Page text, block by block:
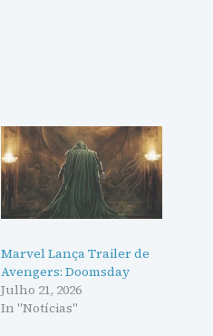
Marvel Lança Trailer de
Avengers: Doomsday
Julho 21, 2026
In "Notícias"